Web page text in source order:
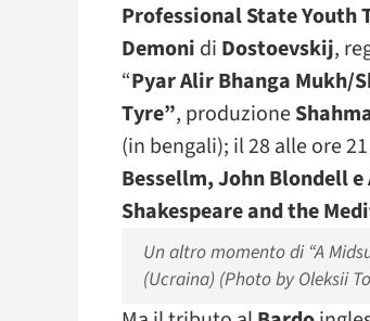
Professional State Youth
Demoni di Dostoevskij,
“Pyar Alir Bhanga Mukh/
Tyre”, produzione
(in bengali); il 28 alle ore 21
Bessellm, John Blondell e
Shakespeare and the
Un altro momento di “A
(Ucraina) (Photo by Oleksii